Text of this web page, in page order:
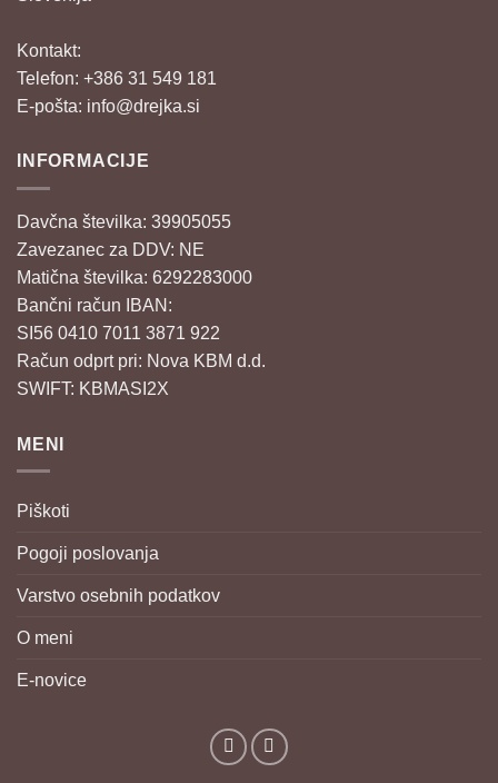
Kontakt:
Telefon: +386 31 549 181
E-pošta: info@drejka.si
INFORMACIJE
Davčna številka: 39905055
Zavezanec za DDV: NE
Matična številka: 6292283000
Bančni račun IBAN:
SI56 0410 7011 3871 922
Račun odprt pri: Nova KBM d.d.
SWIFT: KBMASI2X
MENI
Piškoti
Pogoji poslovanja
Varstvo osebnih podatkov
O meni
E-novice